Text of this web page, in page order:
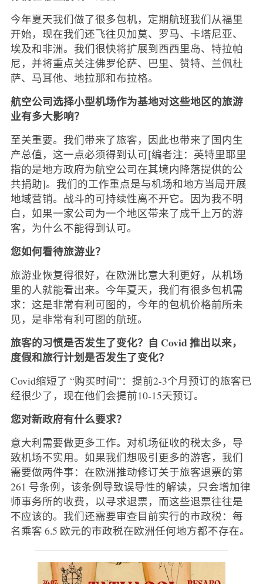
今年夏天我们做了很多包机，定期航班我们从福里
开始，现在我们还飞往贝加莫、罗马、卡塔尼亚、
埃及和非洲。我们很快将扩展到西西里岛、特拉帕
尼，并将重点关注佛罗伦萨、巴里、赞特、兰佩杜
萨、马耳他、地拉那和布拉格。
航空公司选择小型机场作为基地对这些地区的旅游
业有多大影响？
至关重要。我们带来了旅客，因此也带来了国内生
产总值，这一点必须得到认可[编者注：英特里耶里
指的是地方政府为航空公司在其境内降落提供的公
共捐助]。我们的工作重点是与机场和地方当局开展
地域营销。战斗的可持续性离不开它。因为我不明
白，如果一家公司为一个地区带来了成千上万的游
客，为什么不能得到认可。
您如何看待旅游业？
旅游业恢复得很好，在欧洲比意大利更好，从机场
里的人就能看出来。今年夏天，我们有很多包机需
求：这是非常有利可图的，今年的包机价格前所未
见，是非常有利可图的航班。
旅客的习惯是否发生了变化？自 Covid 推出以来，
度假和旅行计划是否发生了变化？
Covid缩短了 “购买时间”：提前2-3个月预订的旅客已
经很少了，现在他们会提前10-15天预订。
您对新政府有什么要求？
意大利需要做更多工作。对机场征收的税太多，导
致机场不实用。如果我们想吸引更多的游客，我们
需要做两件事：在欧洲推动修订关于旅客退票的第
261 号条例，该条例导致误导性的解读，只会增加律
师事务所的收费，以寻求退票，而这些退票往往是
不应该的。我们还需要审查目前实行的市政税：每
名乘客 6.5 欧元的市政税在欧洲任何地方都不存在。